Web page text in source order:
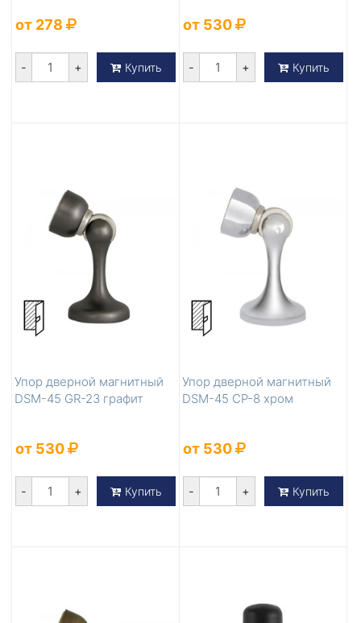
от 278
- + Купить
от 530
- + Купить
Упор дверной магнитный
DSM-45 GR-23 графит
от 530
- + Купить
Упор дверной магнитный
DSM-45 CP-8 хром
от 530
- + Купить